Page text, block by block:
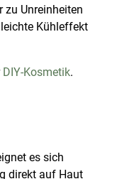
zu Unreinheiten
Kühleffekt
DIY-Kosmetik.
es sich
direkt auf Haut